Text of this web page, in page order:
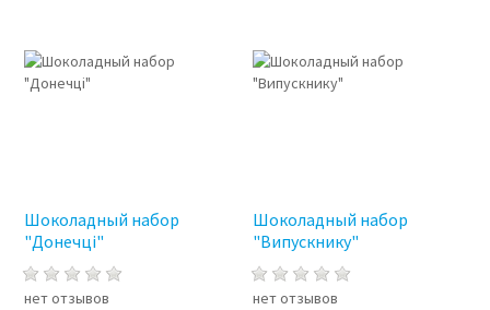
Шоколадный набор
"Донечці"
нет отзывов
Шоколадный набор
"Випускнику"
нет отзывов